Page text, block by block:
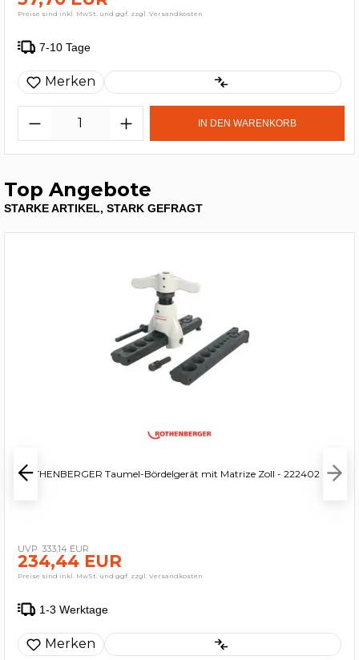
Preise sind inkl. MwSt. und ggf. zzgl. Versandkosten
7-10 Tage
Merken
IN DEN WARENKORB
Top Angebote
STARKE ARTIKEL, STARK GEFRAGT
ROTHENBERGER Taumel-Bördelgerät mit Matrize Zoll - 222402
333,14 EUR
234,44 EUR
Preise sind inkl. MwSt. und ggf. zzgl. Versandkosten
1-3 Werktage
Merken